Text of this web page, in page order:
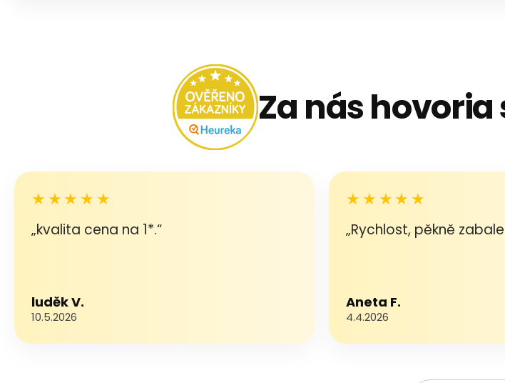
Za nás
★★★★★
„kvalita cena na 1*.“
luděk V.
10.5.2026
★★★★★
„Rychlost, pěkně
Aneta F.
4.4.2026